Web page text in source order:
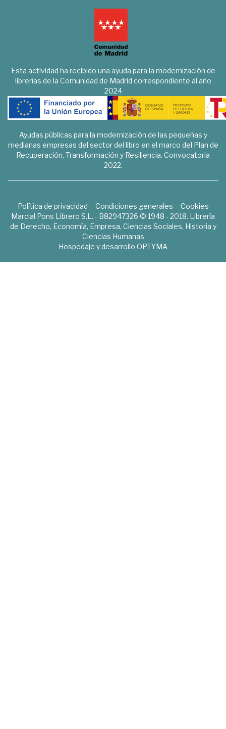
Esta actividad ha recibido una ayuda para la modernización de
librerías de la Comunidad de Madrid correspondiente al año
2024
Ayudas públicas para la modernización de las pequeñas y
medianas empresas del sector del libro en el marco del Plan de
Recuperación, Transformación y Resiliencia. Convocatoria
2022.
Política de privacidad Condiciones generales
Cookies
Marcial Pons Librero S.L. - B82947326 © 1948 - 2018. Librería
de Derecho, Economía, Empresa, Ciencias Sociales, Historia y
Ciencias Humanas
Hospedaje y desarrollo OPTYMA